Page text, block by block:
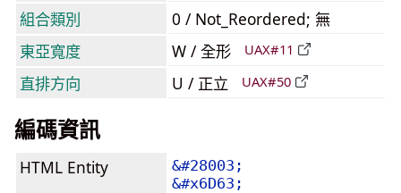
組合類別
0 / Not_Reordered; 無
東亞寬度
W / 全形 UAX#11
直排方向 U / 正立 UAX#50
編碼資訊
HTML Entity
&#28003;
&#x6D63;